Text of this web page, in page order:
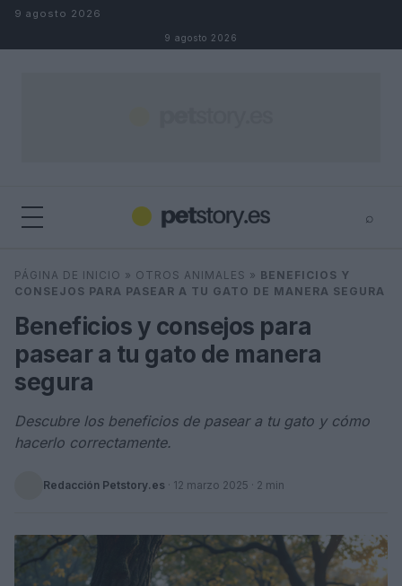
Saltar al contenido
9 agosto 2026
9 agosto 2026
⌕
Buscar ⌕
PÁGINA DE INICIO » OTROS ANIMALES » BENEFICIOS Y
CONSEJOS PARA PASEAR A TU GATO DE MANERA SEGURA
Beneficios y consejos para
pasear a tu gato de manera
segura
Descubre los beneficios de pasear a tu gato y cómo
hacerlo correctamente.
Redacción Petstory.es · 12 marzo 2025 · 2 min